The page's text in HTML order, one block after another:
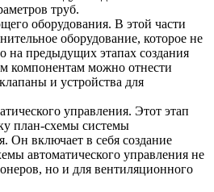
труб.
оборудования. В этой части
оборудование, которое не
на предыдущих этапах создания
компонентам можно отнести
и устройства для
управления. Этот этап
план-схемы системы
Он включает в себя создание
автоматического управления не
но и для вентиляционного